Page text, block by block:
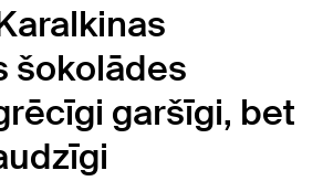
šokolādes
garšīgi, bet